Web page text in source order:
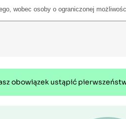
obowiązek ustąpić